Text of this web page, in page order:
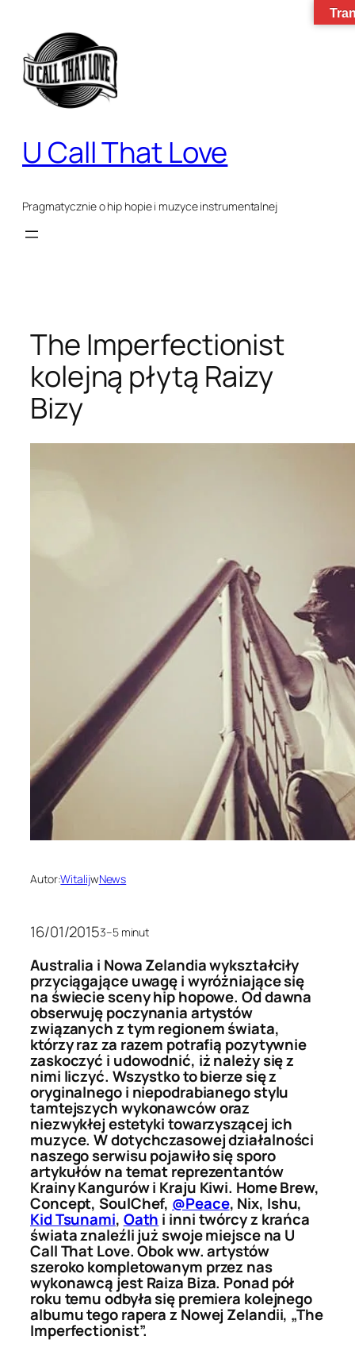
treści
U Call That Love
Pragmatycznie o hip hopie i muzyce instrumentalnej
The Imperfectionist
kolejną płytą Raizy
Bizy
Autor:WitalijwNews
16/01/20153–5 minut
Australia i Nowa Zelandia wykształciły
przyciągające uwagę i wyróżniające się
na świecie sceny hip hopowe. Od dawna
obserwuję poczynania artystów
związanych z tym regionem świata,
którzy raz za razem potrafią pozytywnie
zaskoczyć i udowodnić, iż należy się z
nimi liczyć. Wszystko to bierze się z
oryginalnego i niepodrabianego stylu
tamtejszych wykonawców oraz
niezwykłej estetyki towarzyszącej ich
muzyce. W dotychczasowej działalności
naszego serwisu pojawiło się sporo
artykułów na temat reprezentantów
Krainy Kangurów i Kraju Kiwi. Home Brew,
Concept, SoulChef, @Peace, Nix, Ishu,
Kid Tsunami, Oath i inni twórcy z krańca
świata znaleźli już swoje miejsce na U
Call That Love. Obok ww. artystów
szeroko kompletowanym przez nas
wykonawcą jest Raiza Biza. Ponad pół
roku temu odbyła się premiera kolejnego
albumu tego rapera z Nowej Zelandii, „The
Imperfectionist”.